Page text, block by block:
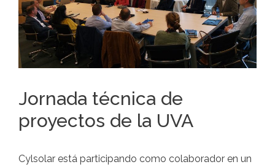
Jornada técnica de
proyectos de la UVA
Cylsolar está participando como colaborador en un